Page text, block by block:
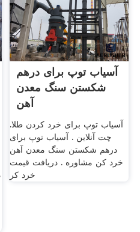
آسیاب توپ برای درهم
شکستن سنگ معدن
آهن
آسیاب توپ برای خرد کردن طلا.
چت آنلاین . آسیاب توپ برای
درهم شکستن سنگ معدن آهن
خرد کن مشاوره . دریافت قیمت
خرد کر